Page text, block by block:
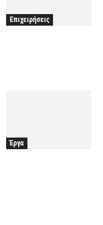
Επιχειρήσεις
Έργα